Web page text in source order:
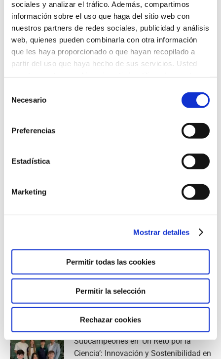
sociales y analizar el tráfico. Además, compartimos
información sobre el uso que haga del sitio web con
nuestros partners de redes sociales, publicidad y análisis
web, quienes pueden combinarla con otra información
que les haya proporcionado o que hayan recopilado a
partir del uso que haya hecho de sus servicios. Usted
Necesario
Preferencias
Estadística
Marketing
Mostrar detalles
Permitir todas las cookies
Permitir la selección
Rechazar cookies
Compartir esta publicación
¡Al fin en Euroscola Estrasburgo!
Related Posts
No es de otro planeta
Europa
21 de mayo de 2026
Subcampeones en ‘Un Reto por la
Ciencia’: Innovación y Sostenibilidad en